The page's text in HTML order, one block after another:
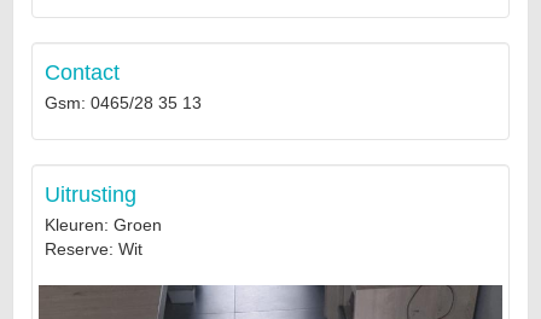
Contact
Gsm: 0465/28 35 13
Uitrusting
Kleuren: Groen
Reserve: Wit